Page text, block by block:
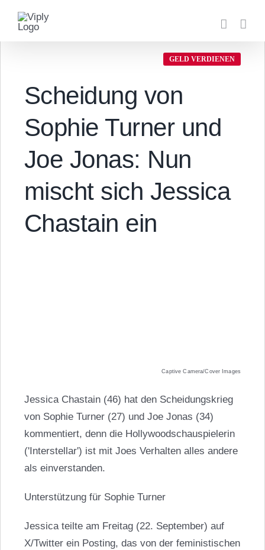
Inhalt
springen
GELD VERDIENEN
Scheidung von
Sophie Turner und
Joe Jonas: Nun
mischt sich Jessica
Chastain ein
Captive Camera/Cover Images
Jessica Chastain (46) hat den Scheidungskrieg
von Sophie Turner (27) und Joe Jonas (34)
kommentiert, denn die Hollywoodschauspielerin
('Interstellar') ist mit Joes Verhalten alles andere
als einverstanden.
Unterstützung für Sophie Turner
Jessica teilte am Freitag (22. September) auf
X/Twitter ein Posting, das von der feministischen